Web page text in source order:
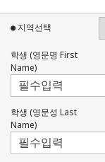
● 지역선택
학생 (영문명 First
Name)
학생 (영문성 Last
Name)